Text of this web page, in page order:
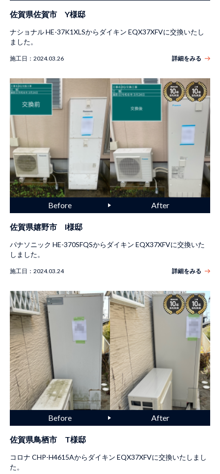
佐賀県佐賀市 Y様邸
ナショナル HE-37K1XLSからダイキン EQX37XFVに交換いたし
ました。
施工日： 2024.03.26 詳細をみる
佐賀県嬉野市 I様邸
パナソニック HE-370SFQSからダイキン EQX37XFVに交換いた
しました。
施工日： 2024.03.24 詳細をみる
佐賀県鳥栖市 T様邸
コロナ CHP-H4615Aからダイキン EQX37XFVに交換いたしまし
た。